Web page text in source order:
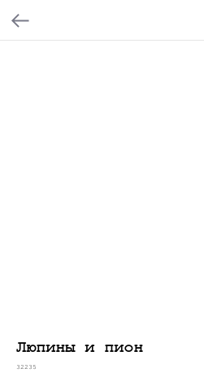
Люпины и пион
32235